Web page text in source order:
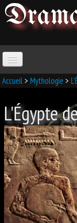
ACCUEIL
PARANORMAL
MAGIE
SORCELLERIE
MAGIE D'AMOUR
MAGIE ARABE
Accueil> Mythologie >
L'Égypte